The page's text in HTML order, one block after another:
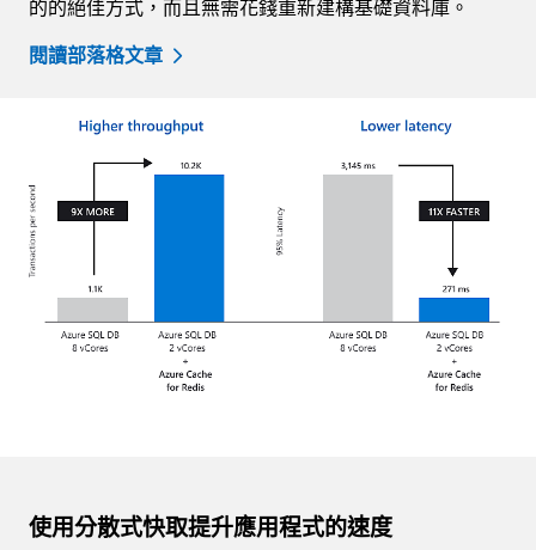
的的絕佳方式，而且無需花錢重新建構基礎資料庫。
閱讀部落格文章
使用分散式快取提升應用程式的速度